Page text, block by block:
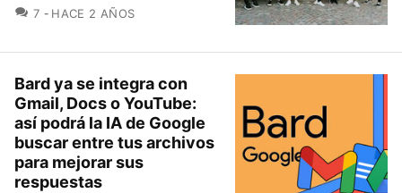
7 COMENTARIOS
HACE 2 AÑOS
Bard ya se integra con
Gmail, Docs o YouTube:
así podrá la IA de Google
buscar entre tus archivos
para mejorar sus
respuestas